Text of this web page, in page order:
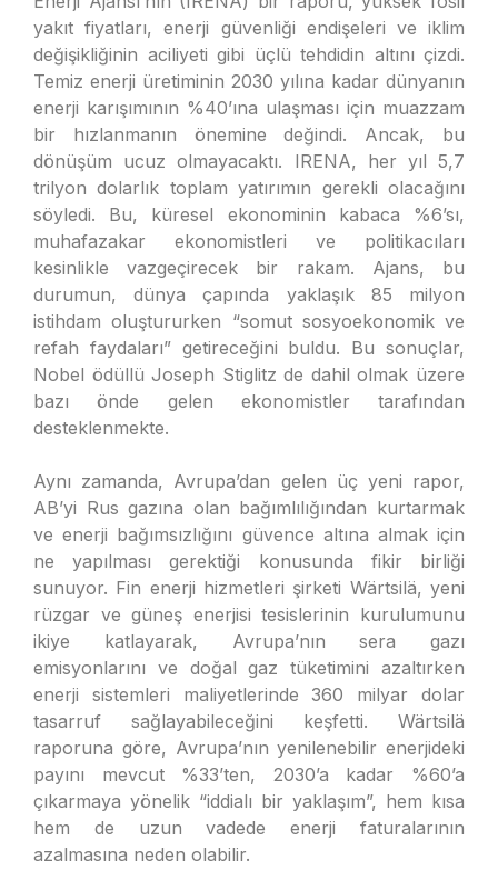
yakıt fiyatları, enerji güvenliği endişeleri ve iklim
değişikliğinin aciliyeti gibi üçlü tehdidin altını çizdi.
Temiz enerji üretiminin 2030 yılına kadar dünyanın
enerji karışımının %40’ına ulaşması için muazzam
bir hızlanmanın önemine değindi. Ancak, bu
dönüşüm ucuz olmayacaktı. IRENA, her yıl 5,7
trilyon dolarlık toplam yatırımın gerekli olacağını
söyledi. Bu, küresel ekonominin kabaca %6’sı,
muhafazakar ekonomistleri ve politikacıları
kesinlikle vazgeçirecek bir rakam. Ajans, bu
durumun, dünya çapında yaklaşık 85 milyon
istihdam oluştururken “somut sosyoekonomik ve
refah faydaları” getireceğini buldu. Bu sonuçlar,
Nobel ödüllü Joseph Stiglitz de dahil olmak üzere
bazı önde gelen ekonomistler tarafından
desteklenmekte.
Aynı zamanda, Avrupa’dan gelen üç yeni rapor,
AB’yi Rus gazına olan bağımlılığından kurtarmak
ve enerji bağımsızlığını güvence altına almak için
ne yapılması gerektiği konusunda fikir birliği
sunuyor. Fin enerji hizmetleri şirketi Wärtsilä, yeni
rüzgar ve güneş enerjisi tesislerinin kurulumunu
ikiye katlayarak, Avrupa’nın sera gazı
emisyonlarını ve doğal gaz tüketimini azaltırken
enerji sistemleri maliyetlerinde 360 milyar dolar
tasarruf sağlayabileceğini keşfetti. Wärtsilä
raporuna göre, Avrupa’nın yenilenebilir enerjideki
payını mevcut %33’ten, 2030’a kadar %60’a
çıkarmaya yönelik “iddialı bir yaklaşım”, hem kısa
hem de uzun vadede enerji faturalarının
azalmasına neden olabilir.